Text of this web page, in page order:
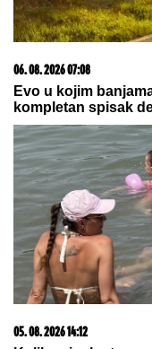
23. 07. 2026 12:47
Letnje večeri u
Zašto sve više ljudi
pretvori u druženje